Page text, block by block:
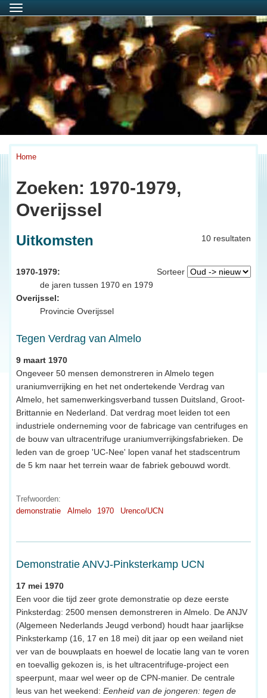
Menu
Home
Zoeken: 1970-1979,
Overijssel
10 resultaten
Uitkomsten
Sorteer
1970-1979:
de jaren tussen 1970 en 1979
Overijssel:
Provincie Overijssel
Tegen Verdrag van Almelo
9 maart 1970
Ongeveer 50 mensen demonstreren in Almelo tegen
uraniumverrijking en het net ondertekende Verdrag van
Almelo, het samenwerkingsverband tussen Duitsland, Groot-
Brittannie en Nederland. Dat verdrag moet leiden tot een
industriele onderneming voor de fabricage van centrifuges en
de bouw van ultracentrifuge uraniumverrijkingsfabrieken. De
leden van de groep 'UC-Nee' lopen vanaf het stadscentrum
de 5 km naar het terrein waar de fabriek gebouwd wordt.
Trefwoorden:
demonstratie
Almelo 1970 Urenco/UCN
Demonstratie ANVJ-Pinksterkamp UCN
17 mei 1970
Een voor die tijd zeer grote demonstratie op deze eerste
Pinksterdag: 2500 mensen demonstreren in Almelo. De ANJV
(Algemeen Nederlands Jeugd verbond) houdt haar jaarlijkse
Pinksterkamp (16, 17 en 18 mei) dit jaar op een weiland niet
ver van de bouwplaats en hoewel de locatie lang van te voren
en toevallig gekozen is, is het ultracentrifuge-project een
speerpunt, maar wel weer op de CPN-manier. De centrale
leus van het weekend: Eenheid van de jongeren: tegen de